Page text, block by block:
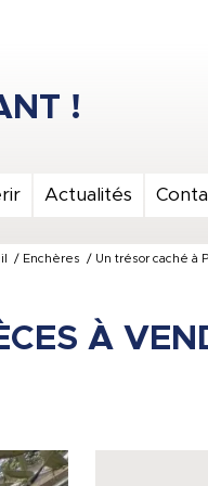
Actualités
/ Enchères / Un trésor caché à
À